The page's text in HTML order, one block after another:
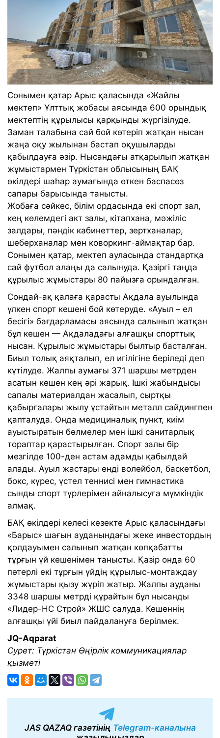
Сонымен қатар Арыс қаласында «Жайлы
мектеп» Ұлттық жобасы аясында 600 орындық
мектептің құрылысы қарқынды жүргізілуде.
Заман талабына сай бой көтеріп жатқан нысан
жаңа оқу жылынан бастап оқушыларды
қабылдауға әзір. Нысандағы атқарылып жатқан
жұмыстармен Түркістан облысының БАҚ
өкілдері шаһар аумағында өткен баспасөз
сапары барысында танысты.
Жобаға сәйкес, білім ордасында екі спорт зал,
кең көлемдегі акт залы, кітапхана, мәжіліс
залдары, пәндік кабинеттер, зертханалар,
шеберханалар мен коворкинг-аймақтар бар.
Сонымен қатар, мектеп ауласында стандартқа
сай футбол алаңы да салынуда. Қазіргі таңда
құрылыс жұмыстары 80 пайызға орындалған.
Сондай-ақ қалаға қарасты Ақдала ауылында
үлкен спорт кешені бой көтеруде. «Ауыл – ел
бесігі» бағдарламасы аясында салынып жатқан
бұл кешен — Ақдаладағы алғашқы спорттық
нысан. Құрылыс жұмыстары былтыр басталған.
Биыл толық аяқталып, ел игілігіне беріледі деп
күтілуде. Жалпы аумағы 371 шаршы метрден
асатын кешен кең әрі жарық. Ішкі жабындысы
сапалы материалдан жасалып, сыртқы
қабырғалары жылу ұстайтын металл сайдингпен
қапталуда. Онда медициналық пункт, киім
ауыстыратын бөлмелер мен ішкі санитарлық
тораптар қарастырылған. Спорт залы бір
мезгілде 100-ден астам адамды қабылдай
алады. Ауыл жастары енді волейбол, баскетбол,
бокс, күрес, үстел теннисі мен гимнастика
сынды спорт түрлерімен айналысуға мүмкіндік
алмақ.
БАҚ өкілдері келесі кезекте Арыс қаласындағы
«Барыс» шағын ауданындағы жеке инвестордың
қолдауымен салынып жатқан көпқабатты
тұрғын үй кешенімен танысты. Қазір онда 60
пәтерлі екі тұрғын үйдің құрылыс-монтаждау
жұмыстары қызу жүріп жатыр. Жалпы ауданы
3348 шаршы метрді құрайтын бұл нысанды
«Лидер-НС Строй» ЖШС салуда. Кешеннің
алғашқы үйі биыл пайдалануға берілмек.
JQ-Aqparat
Сурет: Түркістан Өңірлік коммуникациялар
қызметі
JAS QAZAQ газетінің Telegram-каналына